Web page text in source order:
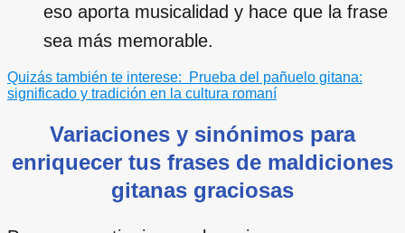
eso aporta musicalidad y hace que la frase
sea más memorable.
Quizás también te interese:
Prueba del pañuelo gitana:
significado y tradición en la cultura romaní
Variaciones y sinónimos para
enriquecer tus frases de maldiciones
gitanas graciosas